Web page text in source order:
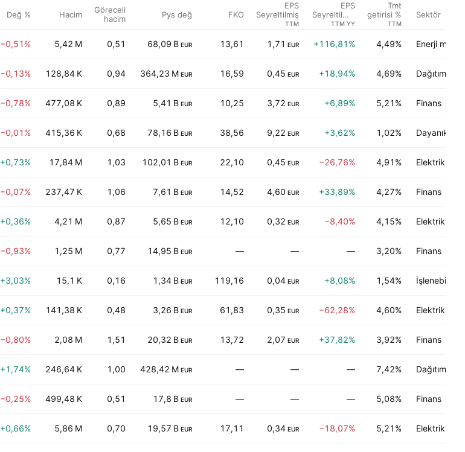
Değ % Hacim
Göreceli
hacim
Pys değ FKO
EPS
Seyreltilmiş
TTM
EPS
Seyreltilmiş
Büyüme
TTM YY
Tmt
getirisi %
TTM
Sektör
−0,51% 5,42 M 0,51 68,09 B EUR 13,61 1,71 EUR +116,81% 4,49% Enerji
−0,13% 128,84 K 0,94 364,23 M EUR 16,59 0,45 EUR +18,94% 4,69% Dağıtım
−0,78% 477,08 K 0,89 5,41 B EUR 10,25 3,72 EUR +6,89% 5,21% Finans
−0,01% 415,36 K 0,68 78,16 B EUR 38,56 9,22 EUR +3,62% 1,02% Dayanıklı
+0,73% 17,84 M 1,03 102,01 B EUR 22,10 0,45 EUR −26,76% 4,91% Elektrik,
−0,07% 237,47 K 1,06 7,61 B EUR 14,52 4,60 EUR +33,89% 4,27% Finans
+0,36% 4,21 M 0,87 5,65 B EUR 12,10 0,32 EUR −8,40% 4,15% Elektrik,
−0,93% 1,25 M 0,77 14,95 B EUR — — — 3,20% Finans
+3,03% 15,1 K 0,16 1,34 B EUR 119,16 0,04 EUR +8,08% 1,54% İşlenebilen
+0,37% 141,38 K 0,48 3,26 B EUR 61,83 0,35 EUR −62,28% 4,60% Elektrik,
−0,80% 2,08 M 1,51 20,32 B EUR 13,72 2,07 EUR +37,82% 3,92% Finans
+1,74% 246,64 K 1,00 428,42 M EUR — — — 7,42% Dağıtım
−0,25% 499,48 K 0,51 17,8 B EUR — — — 5,08% Finans
+0,66% 5,86 M 0,70 19,57 B EUR 17,11 0,34 EUR −18,07% 5,21% Elektrik,